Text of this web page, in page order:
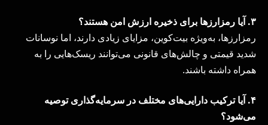
۳. آیا رمزارزها برای ذخیره ارزش امن هستند؟
رمزارزها، به‌ویژه بیت‌کوین، مزایای زیادی دارند، اما نوسانات
شدید قیمتی و چالش‌های قانونی می‌توانند ریسک‌هایی را به
همراه داشته باشند.
۴. آیا ترکیب دارایی‌های مختلف در سرمایه‌گذاری توصیه
می‌شود؟